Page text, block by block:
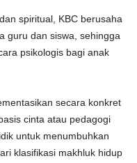
spiritual, KBC berusaha
guru dan siswa, sehingga
psikologis bagi anak
secara konkret
cinta atau pedagogi
untuk menumbuhkan
klasifikasi makhluk hidup